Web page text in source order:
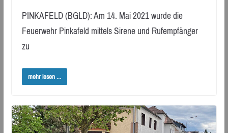
PINKAFELD (BGLD): Am 14. Mai 2021 wurde die
Feuerwehr Pinkafeld mittels Sirene und Rufempfänger
zu
mehr lesen ...